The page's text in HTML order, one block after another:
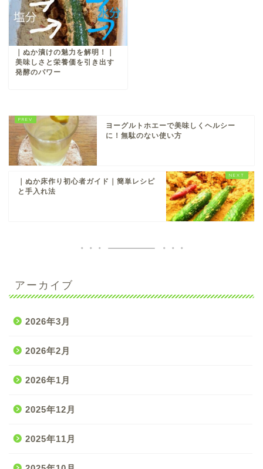
｜ぬか漬けの魅力を解明！｜
美味しさと栄養価を引き出す
発酵のパワー
ヨーグルトホエーで美味しくヘルシー
に！無駄のない使い方
｜ぬか床作り初心者ガイド｜簡単レシピ
と手入れ法
アーカイブ
2026年3月
2026年2月
2026年1月
2025年12月
2025年11月